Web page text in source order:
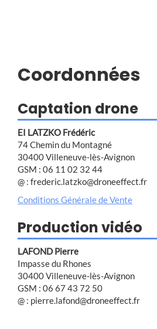
Coordonnées
Captation drone
EI LATZKO Frédéric
74 Chemin du Montagné
30400 Villeneuve-lès-Avignon
GSM : 06 11 02 32 44
@ : frederic.latzko@droneeffect.fr
Conditions Générale de Vente
Production vidéo
LAFOND Pierre
Impasse du Rhones
30400 Villeneuve-lès-Avignon
GSM : 06 67 43 72 50
@ : pierre.lafond@droneeffect.fr